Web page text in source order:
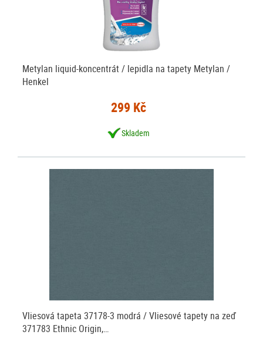
Metylan liquid-koncentrát / lepidla na tapety Metylan /
Henkel
299 Kč
Skladem
Vliesová tapeta 37178-3 modrá / Vliesové tapety na zeď
371783 Ethnic Origin,…